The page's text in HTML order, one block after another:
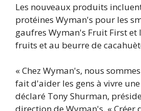
Les nouveaux produits
protéines Wyman's pour les
gaufres Wyman's Fruit First et
fruits et au beurre de
« Chez Wyman's, nous
fait d'aider les gens à vivre
déclaré Tony Shurman,